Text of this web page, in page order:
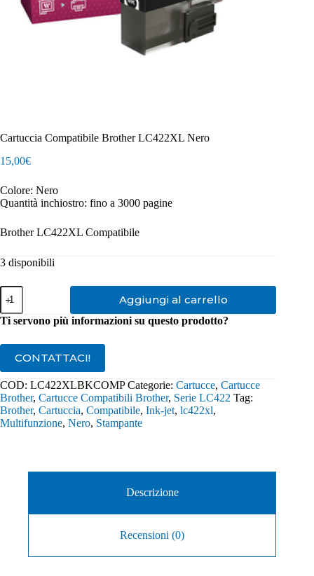
Cartuccia Compatibile Brother LC422XL Nero
15,00€
Colore: Nero
Quantità inchiostro: fino a 3000 pagine
Brother LC422XL Compatibile
3 disponibili
Cartuccia
Compatibile
Brother
LC422XL
quantità
Aggiungi al carrello
Ti servono più informazioni su questo prodotto?
CONTATTACI!
COD: LC422XLBKCOMP Categorie: Cartucce, Cartucce
Brother, Cartucce Compatibili Brother, Serie LC422 Tag:
Brother, Cartuccia, Compatibile, Ink-jet, lc422xl,
Multifunzione, Nero, Stampante
Descrizione
Recensioni (0)